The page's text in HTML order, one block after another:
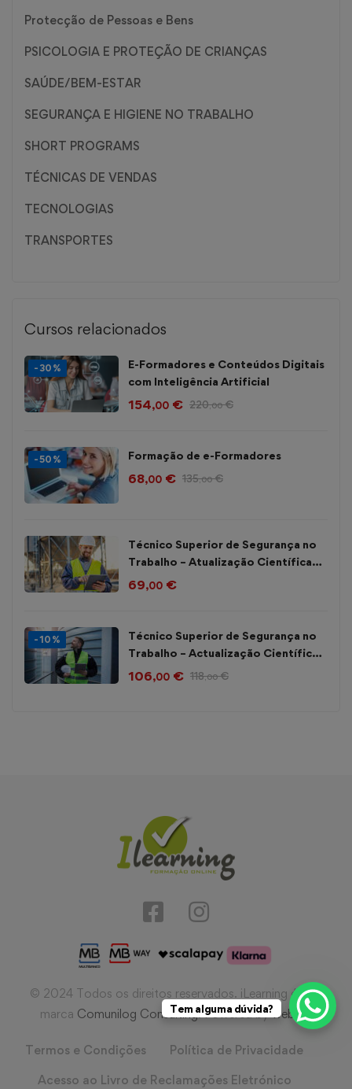
Protecção de Pessoas e Bens
PSICOLOGIA E PROTEÇÃO DE CRIANÇAS
SAÚDE/BEM-ESTAR
SEGURANÇA E HIGIENE NO TRABALHO
SHORT PROGRAMS
TÉCNICAS DE VENDAS
TECNOLOGIAS
TRANSPORTES
Cursos relacionados
-30%
E-Formadores e Conteúdos Digitais
com Inteligência Artificial
154,00 € 220,00 €
-50% Formação de e-Formadores
68,00 € 135,00 €
Técnico Superior de Segurança no
Trabalho – Atualização Científica
35h – Gestão da Emergência
69,00 €
-10%
Técnico Superior de Segurança no
Trabalho – Actualização Científica
105h
106,00 € 118,00 €
© 2024 Todos os direitos reservados. iLearning é uma
marca Comunilog Consulting. Powered bywebIQ.
Termos e Condições
Política de Privacidade
Acesso ao Livro de Reclamações Eletrónico
Tem alguma dúvida?